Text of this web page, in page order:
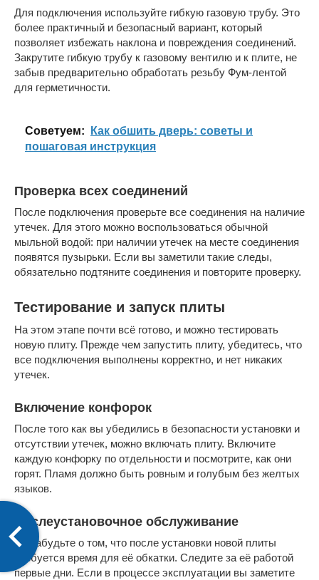
Для подключения используйте гибкую газовую трубу. Это
более практичный и безопасный вариант, который
позволяет избежать наклона и повреждения соединений.
Закрутите гибкую трубу к газовому вентилю и к плите, не
забыв предварительно обработать резьбу Фум-лентой
для герметичности.
Cоветуем:
Как обшить дверь: советы и
пошаговая инструкция
Проверка всех соединений
После подключения проверьте все соединения на наличие
утечек. Для этого можно воспользоваться обычной
мыльной водой: при наличии утечек на месте соединения
появятся пузырьки. Если вы заметили такие следы,
обязательно подтяните соединения и повторите проверку.
Тестирование и запуск плиты
На этом этапе почти всё готово, и можно тестировать
новую плиту. Прежде чем запустить плиту, убедитесь, что
все подключения выполнены корректно, и нет никаких
утечек.
Включение конфорок
После того как вы убедились в безопасности установки и
отсутствии утечек, можно включать плиту. Включите
каждую конфорку по отдельности и посмотрите, как они
горят. Пламя должно быть ровным и голубым без желтых
языков.
Послеустановочное обслуживание
Не забудьте о том, что после установки новой плиты
требуется время для её обкатки. Следите за её работой
первые дни. Если в процессе эксплуатации вы заметите